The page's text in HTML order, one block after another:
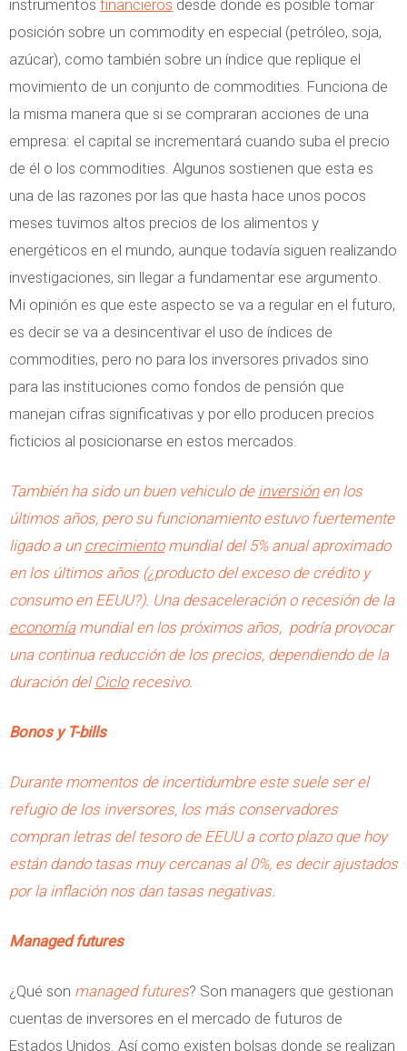
instrumentos financieros desde donde es posible tomar
posición sobre un commodity en especial (petróleo, soja,
azúcar), como también sobre un índice que replique el
movimiento de un conjunto de commodities. Funciona de
la misma manera que si se compraran acciones de una
empresa: el capital se incrementará cuando suba el precio
de él o los commodities. Algunos sostienen que esta es
una de las razones por las que hasta hace unos pocos
meses tuvimos altos precios de los alimentos y
energéticos en el mundo, aunque todavía siguen realizando
investigaciones, sin llegar a fundamentar ese argumento.
Mi opinión es que este aspecto se va a regular en el futuro,
es decir se va a desincentivar el uso de índices de
commodities, pero no para los inversores privados sino
para las instituciones como fondos de pensión que
manejan cifras significativas y por ello producen precios
ficticios al posicionarse en estos mercados.
También ha sido un buen vehiculo de inversiónen los
últimos años, pero su funcionamiento estuvo fuertemente
ligado a un crecimientomundial del 5% anual aproximado
en los últimos años (¿producto del exceso de crédito y
consumo en EEUU?). Una desaceleración o recesión de la
economíamundial en los próximos años, podría provocar
una continua reducción de los precios, dependiendo de la
duración del Ciclorecesivo.
Bonos y T-bills
Durante momentos de incertidumbre este suele ser el
refugio de los inversores, los más conservadores
compran letras del tesoro de EEUU a corto plazo que hoy
están dando tasas muy cercanas al 0%, es decir ajustados
por la inflación nos dan tasas negativas.
Managed futures
¿Qué son managed futures? Son managers que gestionan
cuentas de inversores en el mercado de futuros de
Estados Unidos. Así como existen bolsas donde se realizan